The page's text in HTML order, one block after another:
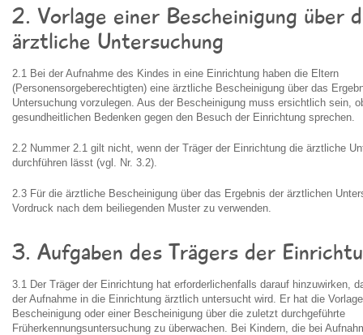
2. Vorlage einer Bescheinigung über
ärztliche Untersuchung
2.1 Bei der Aufnahme des Kindes in eine Einrichtung haben die Eltern
(Personensorgeberechtigten) eine ärztliche Bescheinigung über das
Untersuchung vorzulegen. Aus der Bescheinigung muss ersichtlich sein,
gesundheitlichen Bedenken gegen den Besuch der Einrichtung sprechen.
2.2 Nummer 2.1 gilt nicht, wenn der Träger der Einrichtung die ärztliche
durchführen lässt (vgl. Nr. 3.2).
2.3 Für die ärztliche Bescheinigung über das Ergebnis der ärztlichen
Vordruck nach dem beiliegenden Muster zu verwenden.
3. Aufgaben des Trägers der
3.1 Der Träger der Einrichtung hat erforderlichenfalls darauf hinzuwirken,
der Aufnahme in die Einrichtung ärztlich untersucht wird. Er hat die
Bescheinigung oder einer Bescheinigung über die zuletzt durchgeführte
Früherkennungsuntersuchung zu überwachen. Bei Kindern, die bei